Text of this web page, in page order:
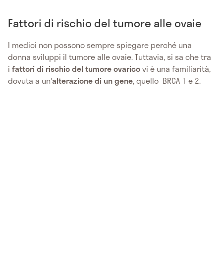
Fattori di rischio del tumore alle ovaie
I medici non possono sempre spiegare perché una
donna sviluppi il tumore alle ovaie. Tuttavia, si sa che tra
i fattori di rischio del tumore ovaricovi è una familiarità,
dovuta a un'alterazione di un gene, quello BRCA 1 e 2.